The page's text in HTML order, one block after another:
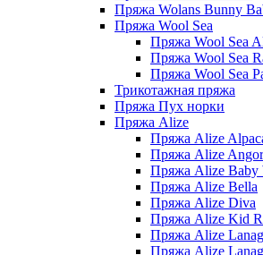
Пряжа Wolans Bunny
Пряжа Wool Sea
Пряжа Wool Sea
Пряжа Wool Sea
Пряжа Wool Sea
Трикотажная пряжа
Пряжа Пух норки
Пряжа Alize
Пряжа Alize
Пряжа Alize
Пряжа Alize Baby
Пряжа Alize Bella
Пряжа Alize Diva
Пряжа Alize Kid
Пряжа Alize
Пряжа Alize